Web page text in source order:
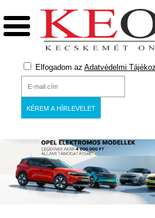
Elfogadom az Adatvédelmi